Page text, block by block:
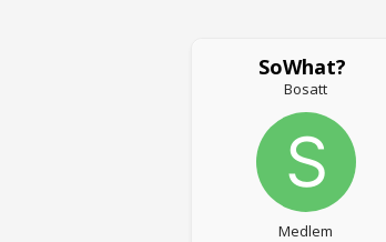
SoWhat?
Bosatt
Medlem